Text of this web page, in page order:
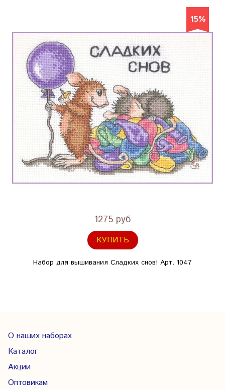
15%
1275 руб
КУПИТЬ
Набор для вышивания Сладких снов! Арт. 1047
О наших наборах
Каталог
Акции
Оптовикам